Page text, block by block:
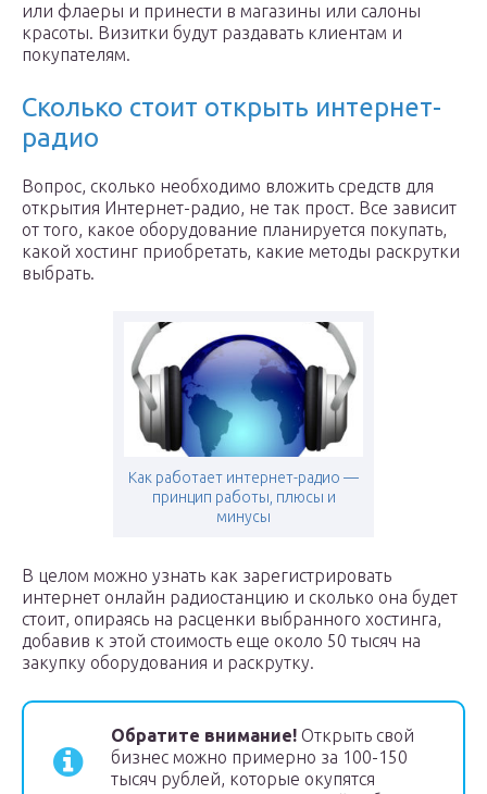
или флаеры и принести в магазины или салоны
красоты. Визитки будут раздавать клиентам и
покупателям.
Сколько стоит открыть интернет-
радио
Вопрос, сколько необходимо вложить средств для
открытия Интернет-радио, не так прост. Все зависит
от того, какое оборудование планируется покупать,
какой хостинг приобретать, какие методы раскрутки
выбрать.
Как работает интернет-радио —
принцип работы, плюсы и
минусы
В целом можно узнать как зарегистрировать
интернет онлайн радиостанцию и сколько она будет
стоит, опираясь на расценки выбранного хостинга,
добавив к этой стоимость еще около 50 тысяч на
закупку оборудования и раскрутку.
Обратите внимание! Открыть свой
бизнес можно примерно за 100-150
тысяч рублей, которые окупятся